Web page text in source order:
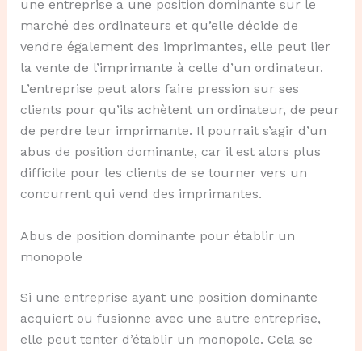
une entreprise a une position dominante sur le
marché des ordinateurs et qu’elle décide de
vendre également des imprimantes, elle peut lier
la vente de l’imprimante à celle d’un ordinateur.
L’entreprise peut alors faire pression sur ses
clients pour qu’ils achètent un ordinateur, de peur
de perdre leur imprimante. Il pourrait s’agir d’un
abus de position dominante, car il est alors plus
difficile pour les clients de se tourner vers un
concurrent qui vend des imprimantes.
Abus de position dominante pour établir un
monopole
Si une entreprise ayant une position dominante
acquiert ou fusionne avec une autre entreprise,
elle peut tenter d’établir un monopole. Cela se